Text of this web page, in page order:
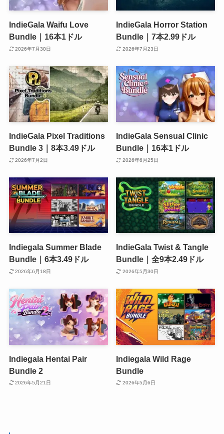
IndieGala Waifu Love
Bundle｜16本1ドル
2026年7月30日
IndieGala Horror Station
Bundle｜7本2.99ドル
2026年7月23日
IndieGala Pixel Traditions
Bundle 3｜8本3.49ドル
2026年7月2日
IndieGala Sensual Clinic
Bundle｜16本1ドル
2026年6月25日
Indiegala Summer Blade
Bundle｜6本3.49ドル
2026年6月18日
IndieGala Twist & Tangle
Bundle｜全9本2.49ドル
2026年5月30日
Indiegala Hentai Pair
Bundle 2
2026年5月21日
Indiegala Wild Rage
Bundle
2026年5月6日